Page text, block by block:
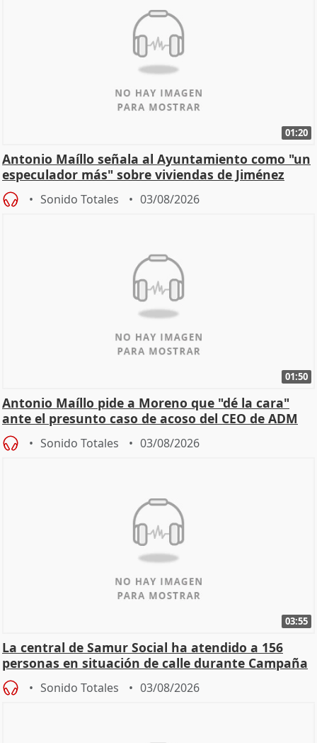
01:20
Antonio Maíllo señala al Ayuntamiento como "un
especulador más" sobre viviendas de Jiménez
Becerril
Sonido Totales 03/08/2026
01:50
Antonio Maíllo pide a Moreno que "dé la cara"
ante el presunto caso de acoso del CEO de ADM
Sonido Totales 03/08/2026
03:55
La central de Samur Social ha atendido a 156
personas en situación de calle durante Campaña
de Calor
Sonido Totales 03/08/2026